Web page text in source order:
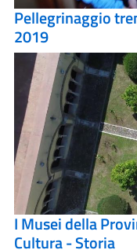
Pellegrinaggio
2019
I Musei della
Cultura - Storia